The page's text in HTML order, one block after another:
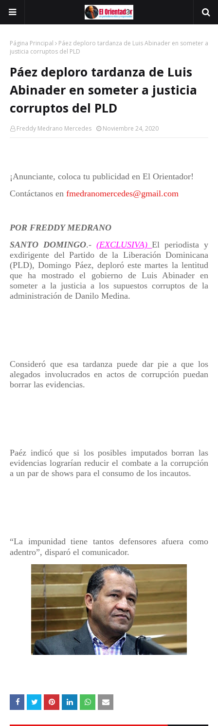
Página Principal
Páez deploro tardanza de Luis Abinader en someter a
justicia corruptos del PLD
Páez deploro tardanza de Luis
Abinader en someter a justicia
corruptos del PLD
Freddy Medrano Mercedes Noviembre 24, 2020
¡Anunciante, coloca tu publicidad en El Orientador!
Contáctanos en fmedranomercedes@gmail.com
POR FREDDY MEDRANO
SANTO DOMINGO.- (EXCLUSIVA) El periodista y
exdirigente del Partido de la Liberación Dominicana
(PLD), Domingo Páez, deploró este martes la lentitud
que ha mostrado el gobierno de Luis Abinader en
someter a la justicia a los supuestos corruptos de la
administración de Danilo Medina.
Consideró que esa tardanza puede dar pie a que los
alegados involucrados en actos de corrupción puedan
borrar las evidencias.
Paéz indicó que si los posibles imputados borran las
evidencias lograrían reducir el combate a la corrupción
a un par de shows para el consumo de los incautos.
“La impunidad tiene tantos defensores afuera como
adentro”, disparó el comunicador.